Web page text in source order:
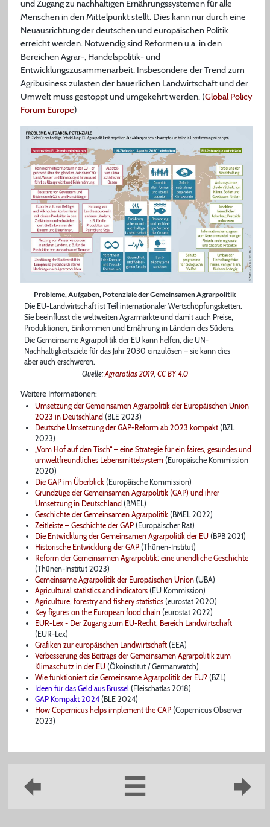
und Zugang zu nachhaltigen Ernährungssystemen für alle
Menschen in den Mittelpunkt stellt. Dies kann nur durch eine
Neuausrichtung der deutschen und europäischen Politik
erreicht werden. Notwendig sind Reformen u.a. in den
Bereichen Agrar-, Handelspolitik- und
Entwicklungszusammenarbeit. Insbesondere der Trend zum
Agribusiness zulasten der bäuerlichen Landwirtschaft und der
Umwelt muss gestoppt und umgekehrt werden. (Global Policy
Forum Europe)
Probleme, Aufgaben, Potenziale der Gemeinsamen Agrarpolitik
Die EU-Landwirtschaft ist Teil internationaler Wertschöpfungsketten.
Sie beeinflusst die weltweiten Agrarmärkte und damit auch Preise,
Produktionen, Einkommen und Ernährung in Ländern des Südens.
Die Gemeinsame Agrarpolitik der EU kann helfen, die UN-
Nachhaltigkeitsziele für das Jahr 2030 einzulösen – sie kann dies
aber auch erschweren.
Quelle:Agraratlas 2019, CC BY 4.0
Weitere Informationen:
Umsetzung der Gemeinsamen Agrarpolitik der Europäischen Union
2023 in Deutschland (BLE 2023)
Deutsche Umsetzung der GAP-Reform ab 2023 kompakt (BZL
2023)
„Vom Hof auf den Tisch“ – eine Strategie für ein faires, gesundes und
umweltfreundliches Lebensmittelsystem (Europäische Kommission
2020)
Die GAP im Überblick (Europäische Kommission)
Grundzüge der Gemeinsamen Agrarpolitik (GAP) und ihrer
Umsetzung in Deutschland (BMEL)
Geschichte der Gemeinsamen Agrarpolitik (BMEL 2022)
Zeitleiste – Geschichte der GAP (Europäischer Rat)
Die Entwicklung der Gemeinsamen Agrarpolitik der EU (BPB 2021)
Historische Entwicklung der GAP (Thünen-Institut)
Reform der Gemeinsamen Agrarpolitik: eine unendliche Geschichte
(Thünen-Institut 2023)
Gemeinsame Agrarpolitik der Europäischen Union (UBA)
Agricultural statistics and indicators (EU Kommission)
Agriculture, forestry and fishery statistics (eurostat 2020)
Key figures on the European food chain (eurostat 2022)
EUR-Lex - Der Zugang zum EU-Recht, Bereich Landwirtschaft
(EUR-Lex)
Grafiken zur europäischen Landwirtschaft (EEA)
Verbesserung des Beitrags der Gemeinsamen Agrarpolitik zum
Klimaschutz in der EU (Ökoinstitut / Germanwatch)
Wie funktioniert die Gemeinsame Agrarpolitik der EU? (BZL)
Ideen für das Geld aus Brüssel (Fleischatlas 2018)
GAP Kompakt 2024 (BLE 2024)
How Copernicus helps implement the CAP (Copernicus Observer
2023)